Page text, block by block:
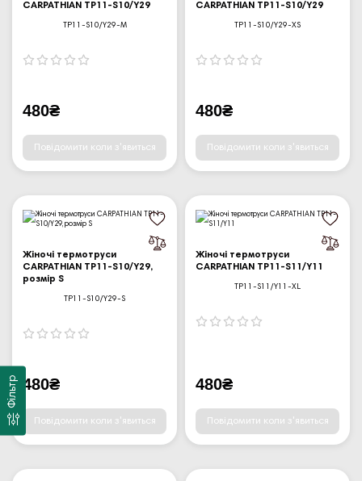
Фільтр
CARPATHIAN TP11-S10/Y29
TP11-S10/Y29-M
480₴
Повідомити коли з'явиться
CARPATHIAN TP11-S10/Y29
TP11-S10/Y29-XS
480₴
Повідомити коли з'явиться
Жіночі термотруси
CARPATHIAN TP11-S10/Y29,
розмір S
TP11-S10/Y29-S
480₴
Повідомити коли з'явиться
Жіночі термотруси
CARPATHIAN TP11-S11/Y11
TP11-S11/Y11-XL
480₴
Повідомити коли з'явиться